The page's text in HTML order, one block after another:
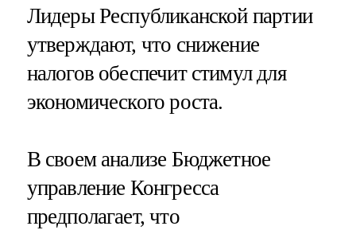
Лидеры Республиканской партии
утверждают, что снижение
налогов обеспечит стимул для
экономического роста.
В своем анализе Бюджетное
управление Конгресса
предполагает, что